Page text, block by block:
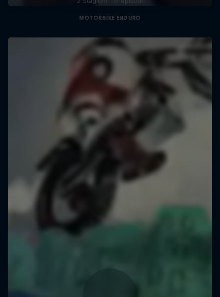
MOTORBIKE ENDURO